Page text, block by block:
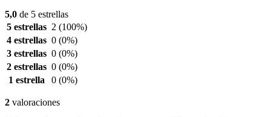
5,0 de 5 estrellas
5 estrellas 2 (100%)
4 estrellas 0 (0%)
3 estrellas 0 (0%)
2 estrellas 0 (0%)
1 estrella
0 (0%)
2 valoraciones